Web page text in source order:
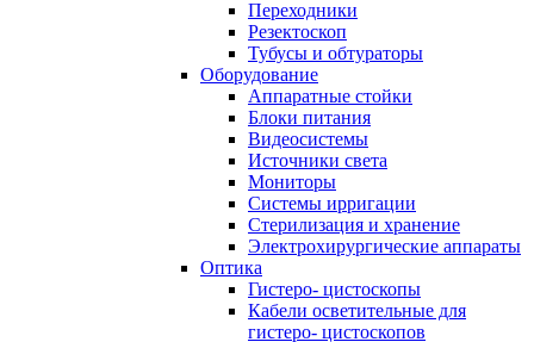
Переходники
Резектоскоп
Тубусы и обтураторы
Оборудование
Аппаратные стойки
Блоки питания
Видеосистемы
Источники света
Мониторы
Системы ирригации
Стерилизация и хранение
Электрохирургические аппараты
Оптика
Гистеро- цистоскопы
Кабели осветительные для
гистеро- цистоскопов